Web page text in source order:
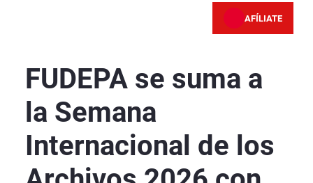
AFÍLIATE
FUDEPA se suma a
la Semana
Internacional de los